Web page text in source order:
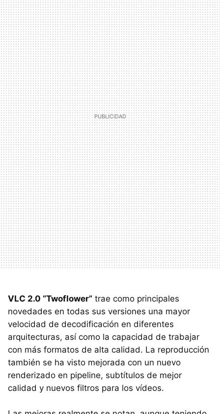
VLC 2.0 “Twoflower” trae como principales
novedades en todas sus versiones una mayor
velocidad de decodificación en diferentes
arquitecturas, así como la capacidad de trabajar
con más formatos de alta calidad. La reproducción
también se ha visto mejorada con un nuevo
renderizado en pipeline, subtítulos de mejor
calidad y nuevos filtros para los vídeos.